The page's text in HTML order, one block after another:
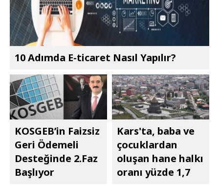
10 Adımda E-ticaret Nasıl Yapılır?
KOSGEB’in Faizsiz
Geri Ödemeli
Desteğinde 2.Faz
Başlıyor
Kars'ta, baba ve
çocuklardan
oluşan hane halkı
oranı yüzde 1,7